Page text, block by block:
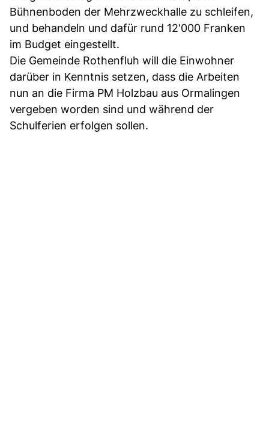
Bühnenboden der Mehrzweckhalle zu schleifen,
und behandeln und dafür rund 12'000 Franken
im Budget eingestellt.
Die Gemeinde Rothenfluh will die Einwohner
darüber in Kenntnis setzen, dass die Arbeiten
nun an die Firma PM Holzbau aus Ormalingen
vergeben worden sind und während der
Schulferien erfolgen sollen.